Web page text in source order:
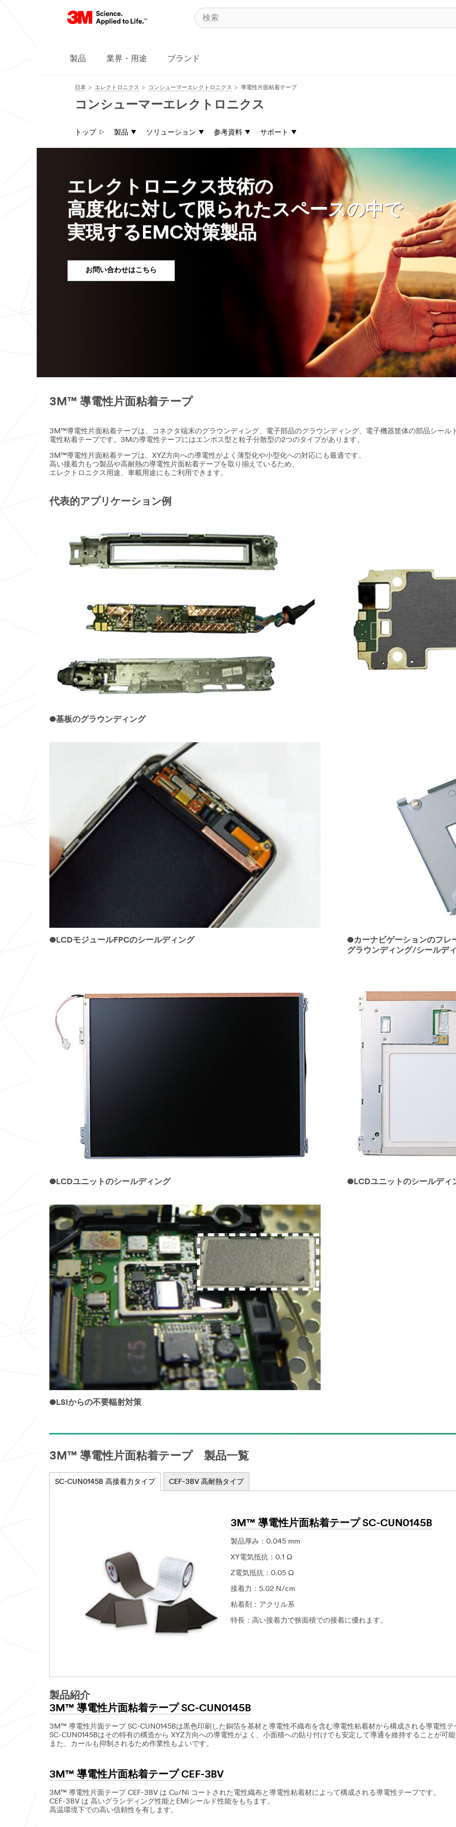
製品 業界・用途 ブランド
日本 エレクトロニクス コンシューマーエレクトロニクス 導電性片面粘着テープ
コンシューマーエレクトロニクス
トップ 製品 ソリューション 参考資料 サポート
エレクトロニクス技術の
高度化に対して限られたスペースの中で
実現するEMC対策製品
お問い合わせはこちら
3M™ 導電性片面粘着テープ
3M™導電性片面粘着テープは、コネクタ端末のグラウンディング、電子部品のグラウンディング、電子機器筐体の部品シール
電性粘着テープです。3Mの導電性テープにはエンボス型と粒子分散型の2つのタイプがあります。
3M™導電性片面粘着テープは、XYZ方向への導電性がよく薄型化や小型化への対応にも最適です。
高い接着力もつ製品や高耐熱の導電性片面粘着テープを取り揃えているため、
エレクトロニクス用途、車載用途にもご利用できます。
代表的アプリケーション例
●基板のグラウンディング
●LCDモジュールFPCのシールディング
●カーナビゲーションのフレ
グラウンディング/シールデ
●LCDユニットのシールディング ●LCDユニットのシールディ
●LSIからの不要輻射対策
3M™ 導電性片面粘着テープ 製品一覧
SC-CUN0145B 高接着力タイプ CEF-3BV 高耐熱タイプ
3M™ 導電性片面粘着テープ SC-CUN0145B
製品厚み：0.045 mm
XY電気抵抗：0.1 Ω
Z電気抵抗：0.05 Ω
接着力：5.02 N/cm
粘着剤：アクリル系
特長：高い接着力で狭面積での接着に優れます。
製品紹介
3M™ 導電性片面粘着テープ SC-CUN0145B
3M™ 導電性片面テープ SC-CUN0145Bは黒色印刷した銅箔を基材と導電性不織布を含む導電性粘着材から構成される導電性テ
SC-CUN0145Bはその特有の構造から XYZ方向への導電性がよく、小面積への貼り付けでも安定して導通を維持することが可
また、カールも抑制されるため作業性もよいです。
3M™ 導電性片面粘着テープ CEF-3BV
3M™ 導電性片面テープ CEF-3BV は Cu/Ni コートされた電性織布と導電性粘着材によって構成される導電性テープです。
CEF-3BV は 高いグランディング性能とEMIシールド性能をもちます。
高温環境下での高い信頼性を有します。